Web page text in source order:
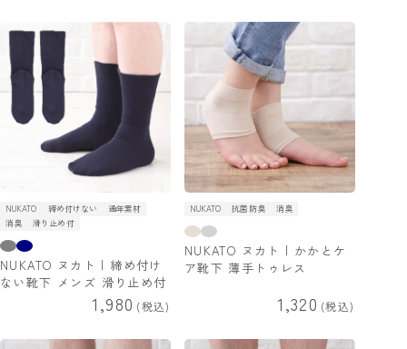
NUKATO 締め付けない
通年素材
消臭
滑り止め付
NUKATO ヌカト | 締め付け
ない靴下 メンズ 滑り止め付
1,980 税込
NUKATO 抗菌防臭 消臭
NUKATO ヌカト | かかとケ
ア靴下 薄手トゥレス
1,320 税込